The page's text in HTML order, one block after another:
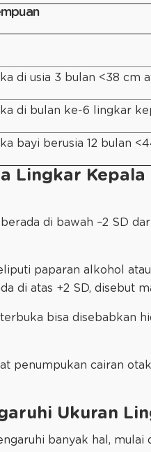
di usia 3 bulan <38 cm
di bulan ke-6 lingkar
bayi berusia 12 bulan
Lingkar
di bawah –2 SD
paparan alkohol
di atas +2 SD, disebut
bisa disebabkan
penumpukan cairan
Ukuran
banyak hal, mulai